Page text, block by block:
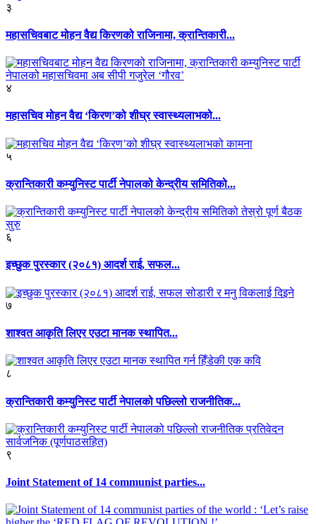
३
महासचिवबाट मोहन वैद्य किरणको राजिनामा, क्रान्तिकारी...
४
महासचिव मोहन वैद्य ‘किरण’को शीघ्र स्वास्थ्यलाभको...
५
क्रान्तिकारी कम्युनिस्ट पार्टी नेपालको केन्द्रीय समितिको...
६
इच्छुक पुरस्कार (२०८१) आदर्श राई, सफल...
७
शाश्वत आकृति लिएर एउटा मानक स्थापित...
८
क्रान्तिकारी कम्युनिस्ट पार्टी नेपालको पछिल्लो राजनीतिक...
९
Joint Statement of 14 communist parties...